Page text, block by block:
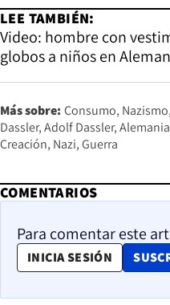
LEE TAMBIÉN:
Video: hombre con
globos a niños en
Más sobre: Consumo Nazismo
Dassler Adolf Dassler Alemania
Creación Nazi Guerra
COMENTARIOS
Para comentar este
INICIA SESIÓN